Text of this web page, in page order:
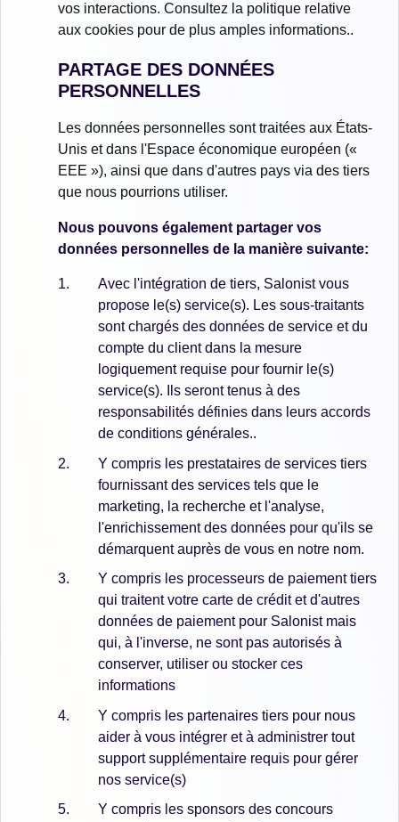
vos interactions. Consultez la politique relative
aux cookies pour de plus amples informations..
PARTAGE DES DONNÉES
PERSONNELLES
Les données personnelles sont traitées aux États-
Unis et dans l'Espace économique européen («
EEE »), ainsi que dans d'autres pays via des tiers
que nous pourrions utiliser.
Nous pouvons également partager vos
données personnelles de la manière suivante:
Avec l'intégration de tiers, Salonist vous
propose le(s) service(s). Les sous-traitants
sont chargés des données de service et du
compte du client dans la mesure
logiquement requise pour fournir le(s)
service(s). Ils seront tenus à des
responsabilités définies dans leurs accords
de conditions générales..
Y compris les prestataires de services tiers
fournissant des services tels que le
marketing, la recherche et l'analyse,
l'enrichissement des données pour qu'ils se
démarquent auprès de vous en notre nom.
Y compris les processeurs de paiement tiers
qui traitent votre carte de crédit et d'autres
données de paiement pour Salonist mais
qui, à l'inverse, ne sont pas autorisés à
conserver, utiliser ou stocker ces
informations
Y compris les partenaires tiers pour nous
aider à vous intégrer et à administrer tout
support supplémentaire requis pour gérer
nos service(s)
Y compris les sponsors des concours